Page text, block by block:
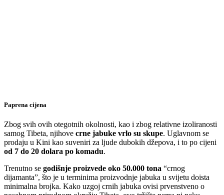
Paprena cijena
Zbog svih ovih otegotnih okolnosti, kao i zbog relativne izoliranosti
samog Tibeta, njihove crne jabuke vrlo su skupe. Uglavnom se
prodaju u Kini kao suveniri za ljude dubokih džepova, i to po cijeni
od 7 do 20 dolara po komadu.
Trenutno se godišnje proizvede oko 50.000 tona “crnog
dijamanta”, što je u terminima proizvodnje jabuka u svijetu doista
minimalna brojka. Kako uzgoj crnih jabuka ovisi prvenstveno o